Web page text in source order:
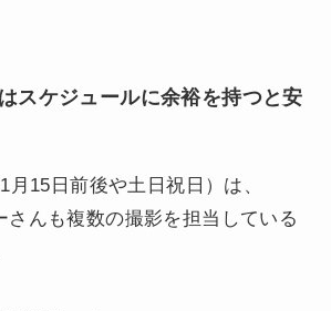
スケジュールに余裕を持つと安
15日前後や土日祝日）は、
さんも複数の撮影を担当している